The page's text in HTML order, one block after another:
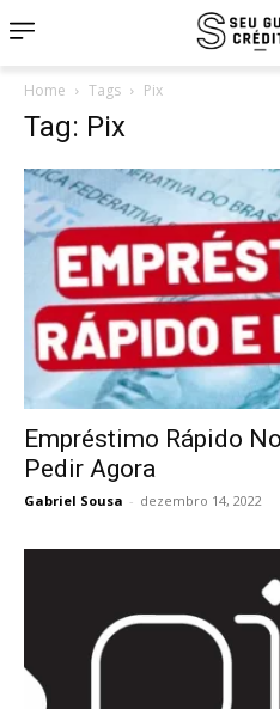
Home Tags Pix
Tag: Pix
Empréstimo Rápido
Pedir Agora
Gabriel Sousa - dezembro 14, 2022